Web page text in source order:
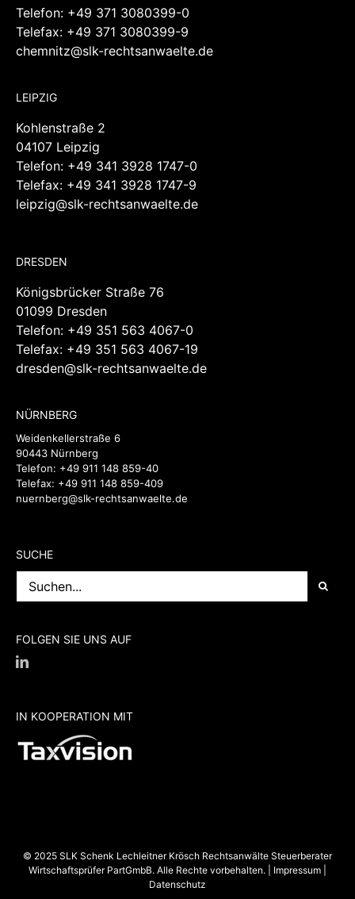
Telefon: +49 371 3080399-0
Telefax: +49 371 3080399-9
chemnitz@slk-rechtsanwaelte.de
LEIPZIG
Kohlenstraße 2
04107 Leipzig
Telefon: +49 341 3928 1747-0
Telefax: +49 341 3928 1747-9
leipzig@slk-rechtsanwaelte.de
DRESDEN
Königsbrücker Straße 76
01099 Dresden
Telefon: +49 351 563 4067-0
Telefax: +49 351 563 4067-19
dresden@slk-rechtsanwaelte.de
NÜRNBERG
Weidenkellerstraße 6
90443 Nürnberg
Telefon: +49 911 148 859-40
Telefax: +49 911 148 859-409
nuernberg@slk-rechtsanwaelte.de
SUCHE
Suche
nach:
FOLGEN SIE UNS AUF
IN KOOPERATION MIT
© 2025 SLK Schenk Lechleitner Krösch Rechtsanwälte Steuerberater
Wirtschaftsprüfer PartGmbB. Alle Rechte vorbehalten. | Impressum |
Datenschutz